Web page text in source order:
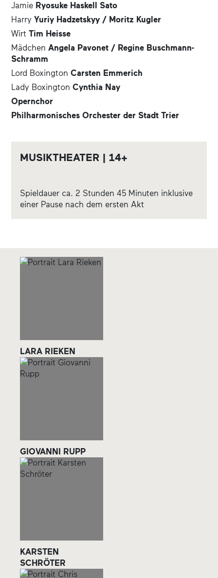
Jamie Ryosuke Haskell Sato
Harry Yuriy Hadzetskyy / Moritz Kugler
Wirt Tim Heisse
Mädchen Angela Pavonet / Regine Buschmann-
Schramm
Lord Boxington Carsten Emmerich
Lady Boxington Cynthia Nay
Opernchor
Philharmonisches Orchester der Stadt Trier
MUSIKTHEATER | 14+
Spieldauer ca. 2 Stunden 45 Minuten inklusive
einer Pause nach dem ersten Akt
LARA RIEKEN
GIOVANNI RUPP
KARSTEN
SCHRÖTER